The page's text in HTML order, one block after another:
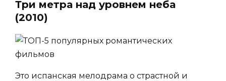
Три метра над уровнем неба
(2010)
Это испанская мелодрама о страстной и